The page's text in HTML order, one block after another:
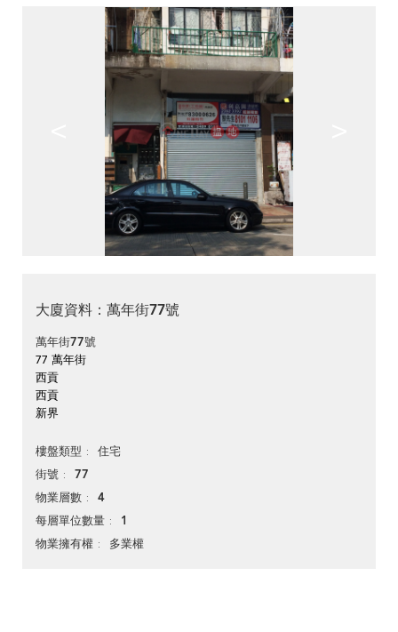
大廈資料：萬年街77號
萬年街77號
77 萬年街
西貢
西貢
新界
樓盤類型 住宅
街號 77
物業層數 4
每層單位數量 1
物業擁有權 多業權